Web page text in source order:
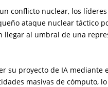
conflicto nuclear, los
ataque nuclear táctico
llegar al umbral de una
su proyecto de IA mediante
masivas de cómputo,